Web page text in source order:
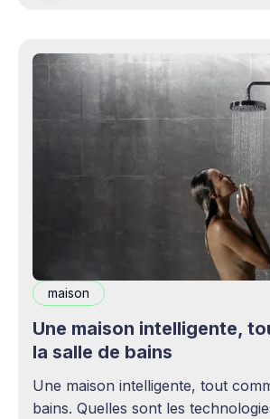
maison
Une maison intelligente,
la salle de bains
Une maison intelligente, tout
bains. Quelles sont les